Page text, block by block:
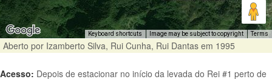
Keyboard shortcuts Image may be subject to copyright Terms
Aberto por Izamberto Silva, Rui Cunha, Rui Dantas em 1995
Acesso: Depois de estacionar no início da levada do Rei #1 perto de